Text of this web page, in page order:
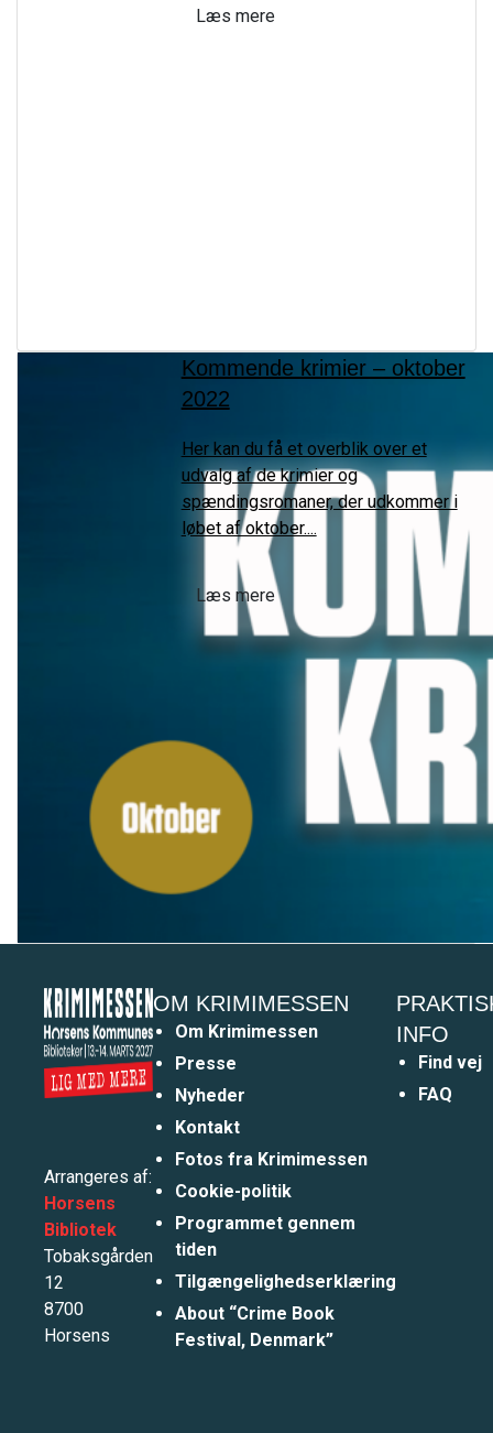
Læs mere
Kommende krimier – oktober
2022
Her kan du få et overblik over et
udvalg af de krimier og
spændingsromaner, der udkommer i
løbet af oktober....
Læs mere
Arrangeres af:
Horsens
Bibliotek
Tobaksgården
12
8700
Horsens
OM KRIMIMESSEN
Om Krimimessen
Presse
Nyheder
Kontakt
Fotos fra Krimimessen
Cookie-politik
Programmet gennem
tiden
Tilgængelighedserklæring
About “Crime Book
Festival, Denmark”
INFO
Find vej
FAQ